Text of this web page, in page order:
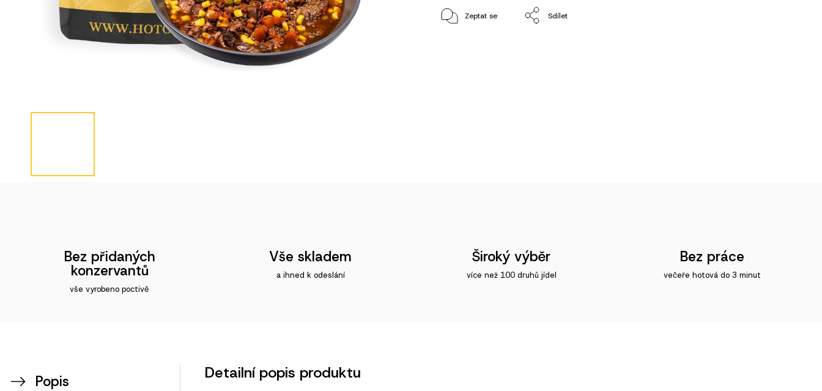
Zeptat se Sdílet
Bez přidaných
konzervantů
vše vyrobeno poctivě
Vše skladem
a ihned k odeslání
Široký výběr
více než 100 druhů jídel
Bez práce
večeře hotová do 3 minut
Popis
Detailní popis produktu